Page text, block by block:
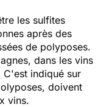
les sulfites
après des
de polyposes.
dans les vins
C'est indiqué sur
doivent
vins.